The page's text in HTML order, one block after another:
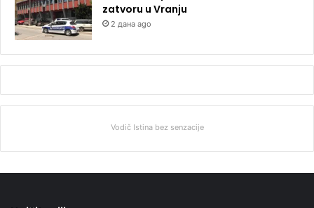
zatvoru u Vranju
2 дана ago
Vodič Istina bez senzacije